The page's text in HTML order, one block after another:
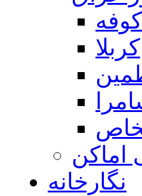
كربلا
اماکن
نگارخانه